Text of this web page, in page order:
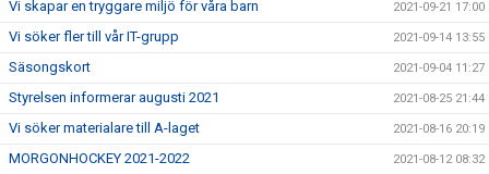
Vi skapar en tryggare miljö för våra barn 2021-09-21 17:00
Vi söker fler till vår IT-grupp 2021-09-14 13:55
Säsongskort 2021-09-04 11:27
Styrelsen informerar augusti 2021 2021-08-25 21:44
Vi söker materialare till A-laget 2021-08-16 20:19
MORGONHOCKEY 2021-2022 2021-08-12 08:32